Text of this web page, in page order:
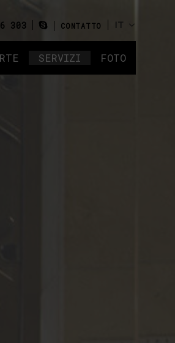
303 CONTATTO
SERVIZI FOTO